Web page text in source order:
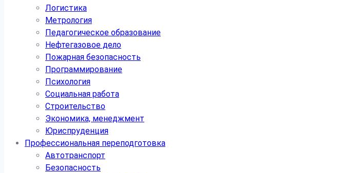
Логистика
Метрология
Педагогическое образование
Нефтегазовое дело
Пожарная безопасность
Программирование
Психология
Социальная работа
Строительство
Экономика, менеджмент
Юриспруденция
Профессиональная переподготовка
Автотранспорт
Безопасность